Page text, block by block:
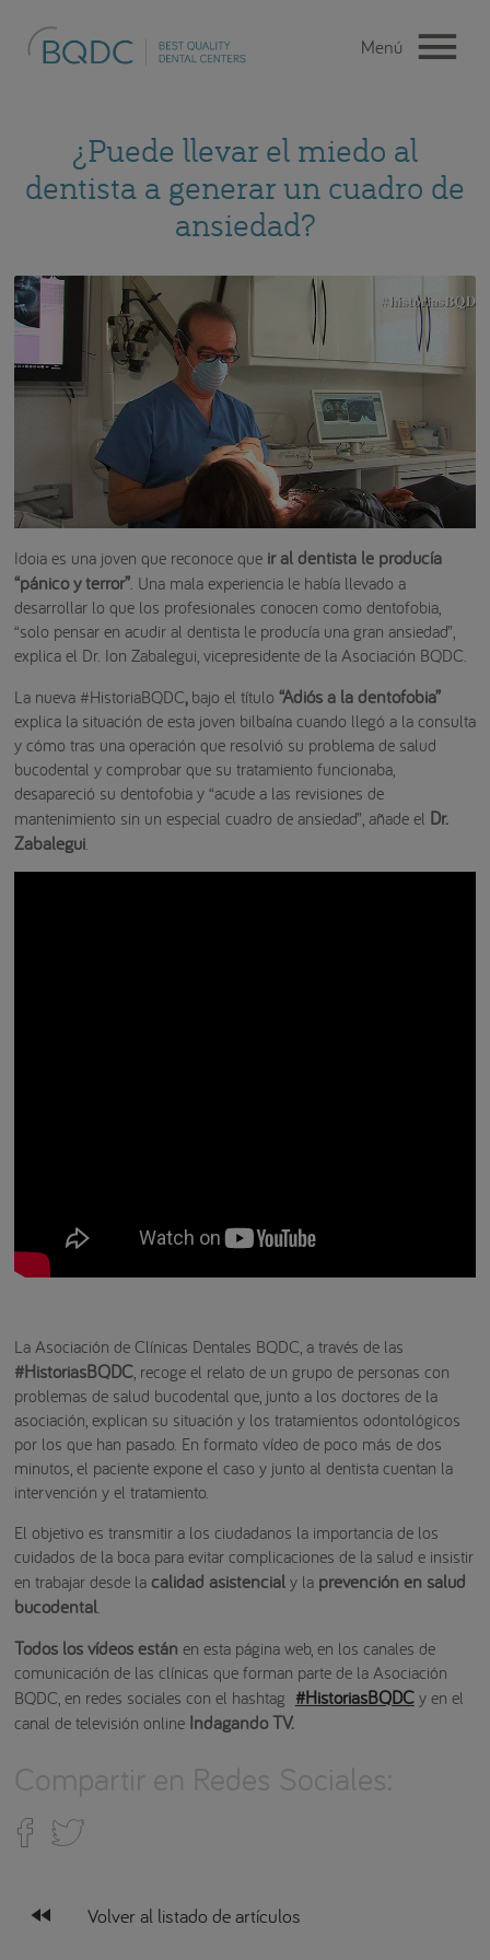
¿Puede llevar el miedo al
dentista a generar un cuadro de
ansiedad?
Idoia es una joven que reconoce que ir al dentista le producía
“pánico y terror”. Una mala experiencia le había llevado a
desarrollar lo que los profesionales conocen como dentofobia,
“solo pensar en acudir al dentista le producía una gran ansiedad”,
explica el Dr. Ion Zabalegui, vicepresidente de la Asociación BQDC.
La nueva #HistoriaBQDC, bajo el título “Adiós a la dentofobia”
explica la situación de esta joven bilbaína cuando llegó a la consulta
y cómo tras una operación que resolvió su problema de salud
bucodental y comprobar que su tratamiento funcionaba,
desapareció su dentofobia y “acude a las revisiones de
mantenimiento sin un especial cuadro de ansiedad”, añade el Dr.
Zabalegui.
La Asociación de Clínicas Dentales BQDC, a través de las
#HistoriasBQDC, recoge el relato de un grupo de personas con
problemas de salud bucodental que, junto a los doctores de la
asociación, explican su situación y los tratamientos odontológicos
por los que han pasado. En formato vídeo de poco más de dos
minutos, el paciente expone el caso y junto al dentista cuentan la
intervención y el tratamiento.
El objetivo es transmitir a los ciudadanos la importancia de los
cuidados de la boca para evitar complicaciones de la salud e insistir
en trabajar desde la calidad asistencialy la prevención en salud
bucodental.
Todos los vídeos están en esta página web, en los canales de
comunicación de las clínicas que forman parte de la Asociación
BQDC, en redes sociales con el hashtag #HistoriasBQDCy en el
canal de televisión onlineIndagando TV.
fast_rewind Volver al listado de artículos